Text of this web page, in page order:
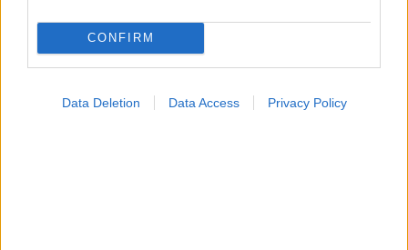
CONFIRM
Data Deletion Data Access Privacy Policy